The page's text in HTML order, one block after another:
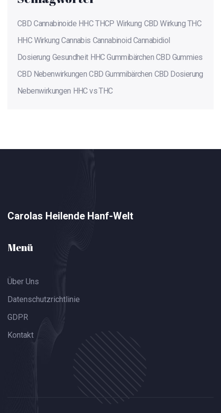
CBD Cannabinoide HHC THCP Wirkung CBD Wirkung THC
HHC Wirkung Cannabis Cannabinoid Cannabidiol
Dosierung Gesundheit HHC Gummibärchen CBD Gummies
CBD Nebenwirkungen CBD Gummibärchen CBD Dosierung
Nebenwirkungen HHC vs THC
Carolas Heilende Hanf-Welt
Menü
Über Uns
Datenschutzrichtlinie
GDPR
Kontakt